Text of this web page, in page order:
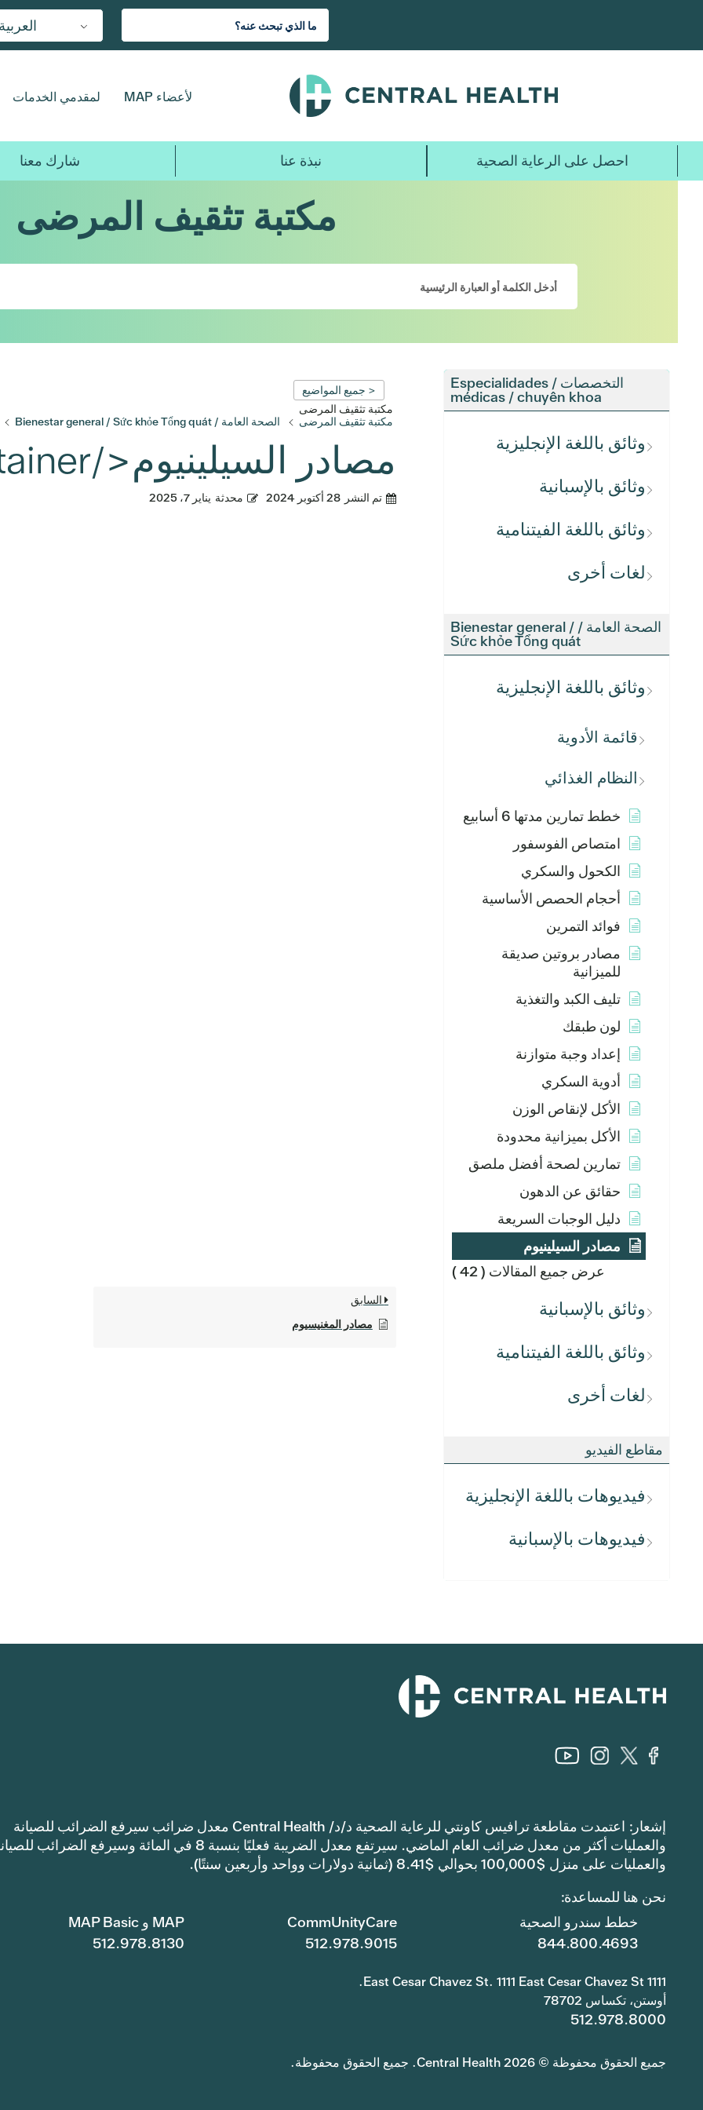
المحتوى
العربية
لأعضاء MAP لمقدمي الخدمات
احصل على الرعاية الصحية نبذة عنا شارك معنا
مكتبة تثقيف المرضى
التخصصات / Especialidades
médicas / chuyên khoa
وثائق باللغة الإنجليزية
وثائق بالإسبانية
وثائق باللغة الفيتنامية
لغات أخرى
الصحة العامة / Bienestar general /
Sức khỏe Tổng quát
وثائق باللغة الإنجليزية
قائمة الأدوية
النظام الغذائي
خطط تمارين مدتها 6 أسابيع
امتصاص الفوسفور
الكحول والسكري
أحجام الحصص الأساسية
فوائد التمرين
مصادر بروتين صديقة
للميزانية
تليف الكبد والتغذية
لون طبقك
إعداد وجبة متوازنة
أدوية السكري
الأكل لإنقاص الوزن
الأكل بميزانية محدودة
تمارين لصحة أفضل ملصق
حقائق عن الدهون
دليل الوجبات السريعة
مصادر السيلينيوم
عرض جميع المقالات ( 42 )
وثائق بالإسبانية
وثائق باللغة الفيتنامية
لغات أخرى
مقاطع الفيديو
فيديوهات باللغة الإنجليزية
فيديوهات بالإسبانية
< جميع المواضيع
مكتبة تثقيف المرضى
مكتبة تثقيف المرضى
الصحة العامة / Bienestar general / Sức khỏe Tổng quát
مصادر السيلينيوم</trp-post-container
تم النشر 28 أكتوبر 2024 محدثة يناير 7، 2025
السابق
مصادر المغنيسيوم
إشعار: اعتمدت مقاطعة ترافيس كاونتي للرعاية الصحية د/د/ Central Health معدل ضرائب سيرفع الضرائب للصيانة
والعمليات أكثر من معدل ضرائب العام الماضي. سيرتفع معدل الضريبة فعليًا بنسبة 8 في المائة وسيرفع الضرائب
والعمليات على منزل $100,000 بحوالي $8.41 (ثمانية دولارات وواحد وأربعين سنتًا).
نحن هنا للمساعدة:
MAP و MAP Basic
512.978.8130
CommUnityCare
512.978.9015
خطط سندرو الصحية
844.800.4693
1111 East Cesar Chavez St. 1111 East Cesar Chavez St.
أوستن، تكساس 78702
512.978.8000
جميع الحقوق محفوظة © 2026 Central Health. جميع الحقوق محفوظة.